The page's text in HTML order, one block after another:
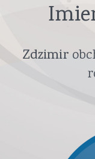
Zdzimir